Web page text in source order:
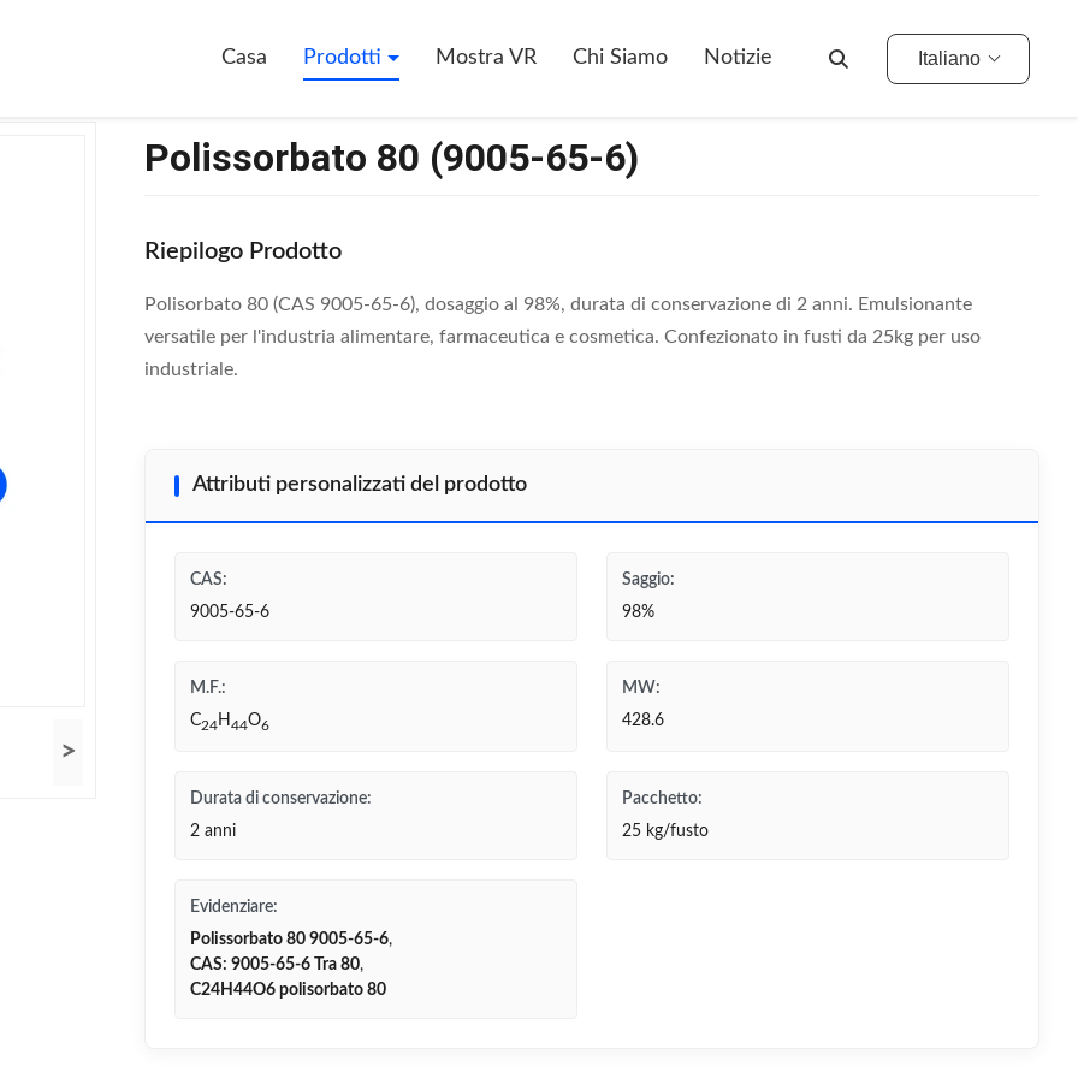
Casa Prodotti Mostra VR Chi Siamo Notizie Italiano
>
Polissorbato 80 (9005-65-6)
Riepilogo Prodotto
Polisorbato 80 (CAS 9005-65-6), dosaggio al 98%, durata di conservazione di 2 anni. Emulsionante
versatile per l'industria alimentare, farmaceutica e cosmetica. Confezionato in fusti da 25kg per uso
industriale.
Attributi personalizzati del prodotto
CAS:
9005-65-6
Saggio:
98%
M.F.:
C24H 44O6
MW:
428.6
Durata di conservazione:
2 anni
Pacchetto:
25 kg/fusto
Evidenziare:
Polissorbato 80 9005-65-6,
CAS: 9005-65-6 Tra 80,
C24H44O6 polisorbato 80